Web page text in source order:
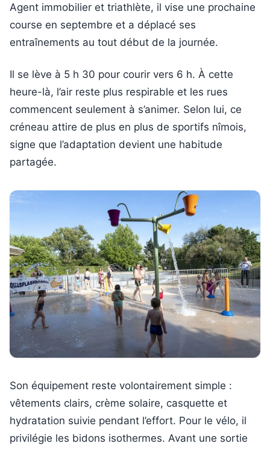
Agent immobilier et triathlète, il vise une prochaine
course en septembre et a déplacé ses
entraînements au tout début de la journée.
Il se lève à 5 h 30 pour courir vers 6 h. À cette
heure-là, l’air reste plus respirable et les rues
commencent seulement à s’animer. Selon lui, ce
créneau attire de plus en plus de sportifs nîmois,
signe que l’adaptation devient une habitude
partagée.
Son équipement reste volontairement simple :
vêtements clairs, crème solaire, casquette et
hydratation suivie pendant l’effort. Pour le vélo, il
privilégie les bidons isothermes. Avant une sortie